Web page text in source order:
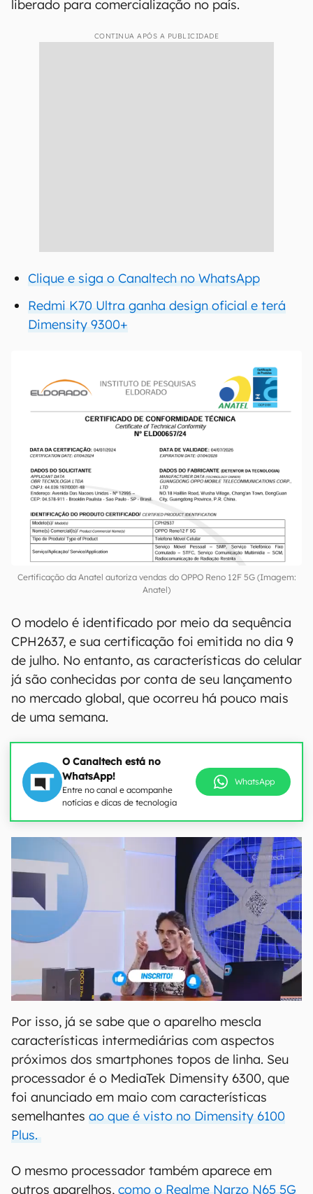
liberado para comercialização no país.
CONTINUA APÓS A PUBLICIDADE
Clique e siga o Canaltech no WhatsApp
Redmi K70 Ultra ganha design oficial e terá
Dimensity 9300+
Certificação da Anatel autoriza vendas do OPPO Reno 12F 5G (Imagem:
Anatel)
O modelo é identificado por meio da sequência
CPH2637, e sua certificação foi emitida no dia 9
de julho. No entanto, as características do celular
já são conhecidas por conta de seu lançamento
no mercado global, que ocorreu há pouco mais
de uma semana.
O Canaltech está no
WhatsApp!
Entre no canal e acompanhe
notícias e dicas de tecnologia
WhatsApp
Por isso, já se sabe que o aparelho mescla
características intermediárias com aspectos
próximos dos smartphones topos de linha. Seu
processador é o MediaTek Dimensity 6300, que
foi anunciado em maio com características
semelhantes ao que é visto no Dimensity 6100
Plus.
O mesmo processador também aparece em
outros aparelhos, como o Realme Narzo N65 5G